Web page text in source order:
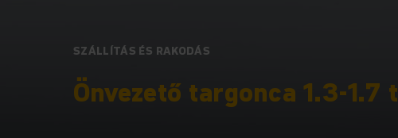
SZÁLLÍTÁS ÉS RAKODÁS
Önvezető targonca 1.3-1.7 t